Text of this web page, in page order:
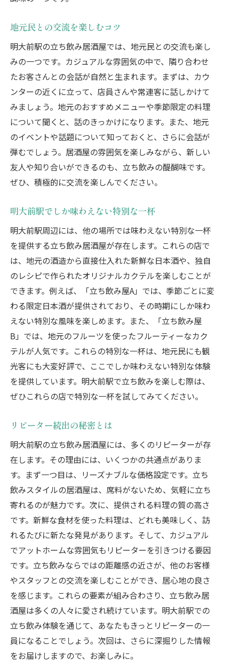
地元民との交流を楽しむコツ
明大前駅の立ち飲み居酒屋では、地元民との交流も楽し
みの一つです。カジュアルな雰囲気の中で、隣り合わせ
たお客さんとの会話が自然と生まれます。まずは、カウ
ンターの近くに立って、店員さんや常連客に話しかけて
みましょう。地元のおすすめメニューや季節限定の料理
について聞くと、話のきっかけになります。また、地元
のイベントや話題について知っておくと、さらに会話が
弾むでしょう。居酒屋の雰囲気を楽しみながら、新しい
友人や知り合いができるのも、立ち飲みの醍醐味です。
ぜひ、積極的に交流を楽しんでください。
明大前駅でしか味わえない特別な一杯
明大前駅周辺には、他の場所では味わえない特別な一杯
を提供する立ち飲み居酒屋が存在します。これらの店で
は、地元の酒造から直接仕入れた新鮮な日本酒や、独自
のレシピで作られたオリジナルカクテルを楽しむことが
できます。例えば、「立ち飲み屋A」では、季節ごとに変
わる限定日本酒が提供されており、その時期にしか味わ
えない特別な風味を楽しめます。また、「立ち飲み屋
B」では、地元のフルーツを使ったフルーティーなカク
テルが人気です。これらの特別な一杯は、地元民にも観
光客にも大変好評で、ここでしか味わえない特別な体験
を提供しています。明大前駅で立ち飲みを楽しむ際は、
ぜひこれらの店で特別な一杯を試してみてください。
リピーター続出の秘密とは
明大前駅の立ち飲み居酒屋には、多くのリピーターが存
在します。その理由には、いくつかの共通点がありま
す。まず一つ目は、リーズナブルな価格設定です。立ち
飲みスタイルの居酒屋は、席料がないため、気軽に立ち
寄れるのが魅力です。次に、提供される料理の質の高さ
です。新鮮な食材を使った料理は、どれも美味しく、訪
れるたびに新たな発見があります。そして、カジュアル
でアットホームな雰囲気もリピーターを引きつける要因
です。立ち飲みならではの距離感の近さが、他のお客様
やスタッフとの交流を楽しむことができ、居心地の良さ
を感じます。これらの要素が組み合わさり、立ち飲み居
酒屋は多くの人々に愛され続けています。明大前駅での
立ち飲み体験を通じて、あなたもきっとリピーターの一
員になることでしょう。次回は、さらに深掘りした情報
をお届けしますので、お楽しみに。